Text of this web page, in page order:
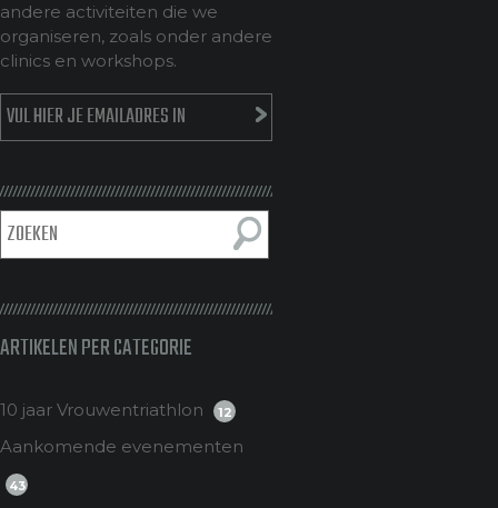
andere activiteiten die we
organiseren, zoals onder andere
clinics en workshops.
ARTIKELEN PER CATEGORIE
10 jaar Vrouwentriathlon 12
Aankomende evenementen
43